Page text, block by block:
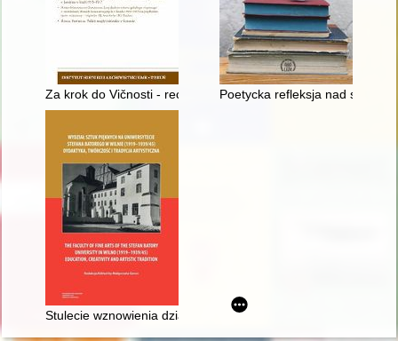
Za krok do Vičnosti - recenzja] Poetycka refleksja nad sztuką
Stulecie wznowienia działalności wileńskiego Uniwersytetu